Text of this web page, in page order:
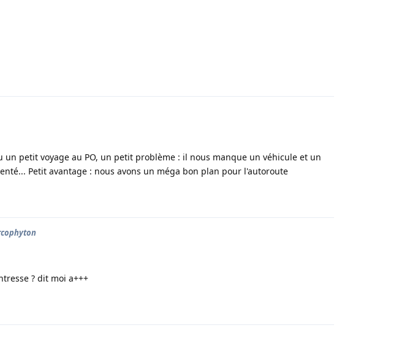
un petit voyage au PO, un petit problème : il nous manque un véhicule et un
Petit avantage : nous avons un méga bon plan pour l'autoroute
? dit moi a+++